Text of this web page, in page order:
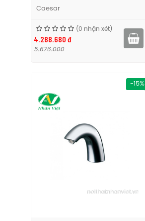
Caesar
(0 nhận xét)
4.288.680 đ
5.676.000
-15%